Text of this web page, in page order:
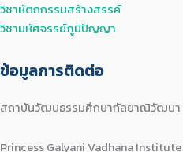
วิชาหัตถกรรมสร้างสรรค์
วิชามหัศจรรย์ภูมิปัญญา
ข้อมูลการติดต่อ
สถาบันวัฒนธรรมศึกษากัลยาณิวัฒนา
Princess Galyani Vadhana